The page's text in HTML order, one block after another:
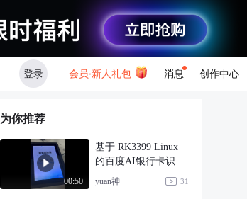
登录 会员·新人礼包 消息 创作中心
为你推荐
00:50
基于 RK3399 Linux
的百度AI银行卡识别
系统
yuan神 31